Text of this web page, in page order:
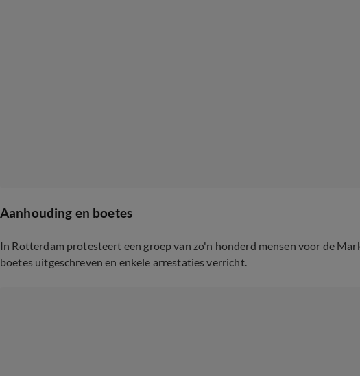
Aanhouding en boetes
In Rotterdam protesteert een groep van zo'n honderd mensen voor de
boetes uitgeschreven en enkele arrestaties verricht.